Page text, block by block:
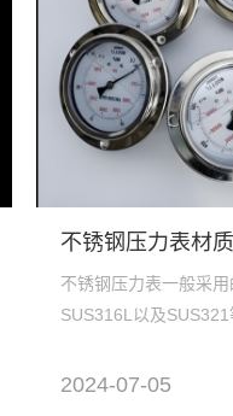
不锈钢压力表材
不锈钢压力表一般采用
SUS316L以及SUS321
2024-07-05